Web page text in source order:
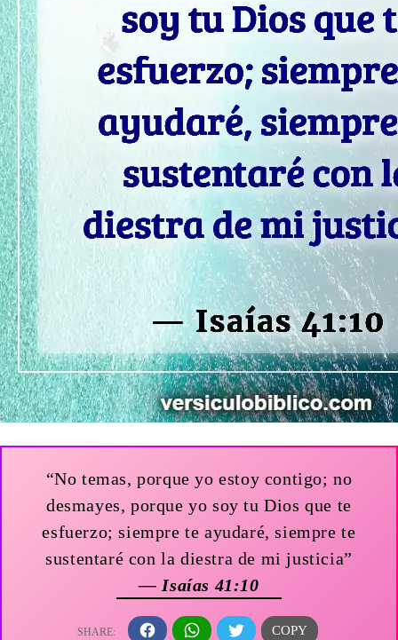
“No temas, porque yo estoy contigo; no
desmayes, porque yo soy tu Dios que te
esfuerzo; siempre te ayudaré, siempre te
sustentaré con la diestra de mi justicia”
— Isaías 41:10